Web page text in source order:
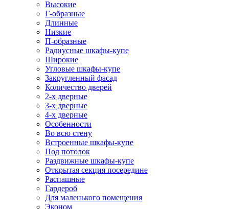
Высокие
Г-образные
Длинные
Низкие
П-образные
Радиусные шкафы-купе
Широкие
Угловые шкафы-купе
Закругленный фасад
Количество дверей
2-х дверные
3-х дверные
4-х дверные
Особенности
Во всю стену
Встроенные шкафы-купе
Под потолок
Раздвижные шкафы-купе
Открытая секция посередине
Распашные
Гардероб
Для маленького помещения
Эконом